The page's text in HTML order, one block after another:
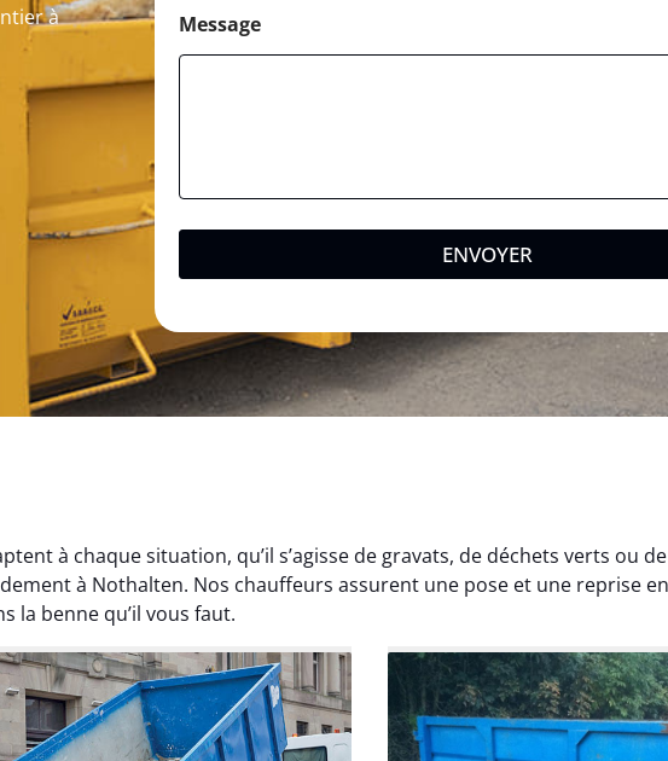
à
Message
ENVOYER
à chaque situation, qu’il s’agisse de gravats, de déchets verts ou
à Nothalten. Nos chauffeurs assurent une pose et une reprise
la benne qu’il vous faut.